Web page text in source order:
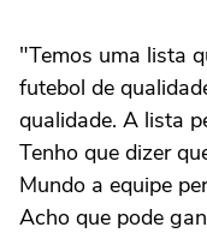
"Temos uma lista
futebol de
qualidade. A lista
Tenho que dizer
Mundo a equipe
Acho que pode